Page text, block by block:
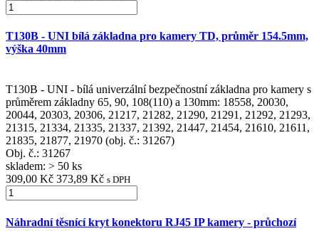
T130B - UNI bílá základna pro kamery TD, průměr 154.5mm,
výška 40mm
T130B - UNI - bílá univerzální bezpečnostní základna pro kamery s
průměrem základny 65, 90, 108(110) a 130mm: 18558, 20030,
20044, 20303, 20306, 21217, 21282, 21290, 21291, 21292, 21293,
21315, 21334, 21335, 21337, 21392, 21447, 21454, 21610, 21611,
21835, 21877, 21970 (obj. č.: 31267)
Obj. č.: 31267
skladem: > 50 ks
309,00 Kč 373,89 Kč s DPH
Náhradní těsnící kryt konektoru RJ45 IP kamery - průchozí